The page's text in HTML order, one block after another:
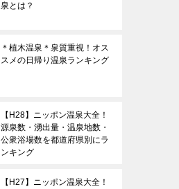
泉とは？
＊植木温泉＊泉質重視！オス
スメの日帰り温泉ランキング
【H28】ニッポン温泉大全！
源泉数・湧出量・温泉地数・
公衆浴場数を都道府県別にラ
ンキング
【H27】ニッポン温泉大全！